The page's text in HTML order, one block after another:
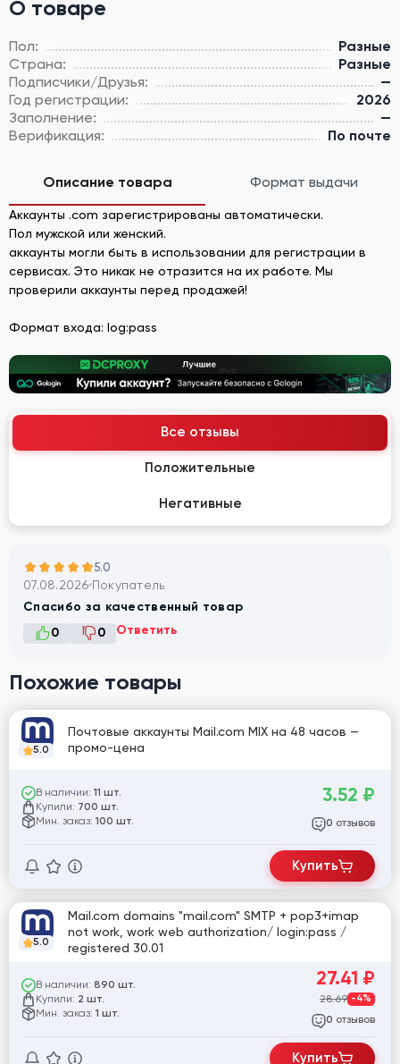
О товаре
Пол:
Разные
Страна:
Разные
Подписчики/Друзья:
—
Год регистрации:
2026
Заполнение:
—
Верификация:
По почте
Описание товара Формат выдачи
Аккаунты .com зарегистрированы автоматически.
Пол мужской или женский.
аккаунты могли быть в использовании для регистрации в
сервисах. Это никак не отразится на их работе. Мы
проверили аккаунты перед продажей!
Формат входа: log:pass
Все отзывы
Положительные
Негативные
5.0
07.08.2026 Покупатель
Спасибо за качественный товар
0
0 Ответить
Похожие товары
5.0
Почтовые аккаунты Mail.com MIX на 48 часов —
промо-цена
В наличии: 11 шт.
Купили: 700 шт.
Мин. заказ: 100 шт.
3.52 ₽
0 отзывов
Купить
5.0
Mail.com domains "mail.com" SMTP + pop3+imap
not work, work web authorization/ login:pass /
registered 30.01
В наличии: 890 шт.
Купили: 2 шт.
Мин. заказ: 1 шт.
27.41 ₽
28.69 -4%
0 отзывов
Купить